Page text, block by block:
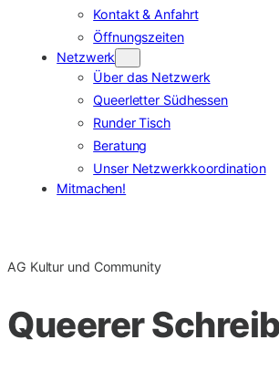
Kontakt & Anfahrt
Öffnungszeiten
Netzwerk
Über das Netzwerk
Queerletter Südhessen
Runder Tisch
Beratung
Unser Netzwerkkoordination
Mitmachen!
AG Kultur und Community
Queerer